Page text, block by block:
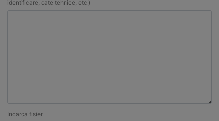
identificare, date tehnice, etc.)
Incarca fisier